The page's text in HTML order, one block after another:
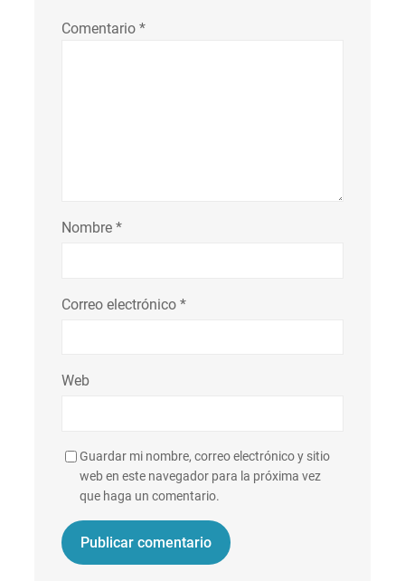
Comentario *
Nombre *
Correo electrónico *
Web
Guardar mi nombre, correo electrónico y sitio
web en este navegador para la próxima vez
que haga un comentario.